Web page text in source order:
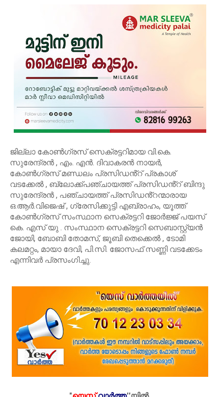
ജില്ലാ കോൺഗ്രസ് സെക്രട്ടറിമായ വി.കെ.
സുരേന്ദ്രൻ , എം. എൻ. ദിവാകരൻ നായർ,
കോൺഗ്രസ് മണ്ഡലം പ്രസിഡൻ്റ് പ്രകാശ്
വടക്കേൽ , ബ്ലോക്ക്പഞ്ചായത്ത് പ്രസിഡൻ്റ് ബിന്ദു
സുരേന്ദ്രൻ , പഞ്ചായത്ത് പ്രസിഡൻ്റന്മാരായ
ഒ.ആർ.വിജെഷ് , ഗ്രേസിക്കുട്ടി എബ്രാഹം, യൂത്ത്
കോൺഗ്രസ് സംസ്ഥാന സെക്രട്ടറി ജോർജ്ജ് പയസ്
കെ. എസ് യു . സംസ്ഥാന സെക്രട്ടറി സെബാസ്റ്റ്യൻ
ജോയി, ബോബി തോമസ്, ജൂബി തെക്കെൽ , ടോമി
കലമറ്റം, മായാ ദേവി, പി.സി. ജോസഫ് സണ്ണി വടക്കേടം
എന്നിവർ പ്രസംഗിച്ചു.